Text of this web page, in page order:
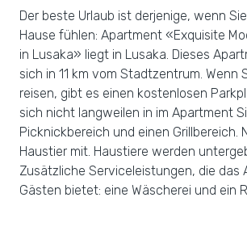
Der beste Urlaub ist derjenige, wenn
Hause fühlen: Apartment «Exquisite
in Lusaka» liegt in Lusaka. Dieses
sich in 11 km vom Stadtzentrum. Wenn
reisen, gibt es einen kostenlosen
sich nicht langweilen in im Apartment
Picknickbereich und einen Grillbereich.
Haustier mit. Haustiere werden
Zusätzliche Serviceleistungen, die das
Gästen bietet: eine Wäscherei und ein